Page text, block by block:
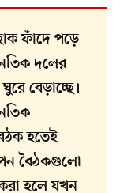
ফাঁদে পড়ে
দলের
বেড়াচ্ছে।
হতেই
বৈঠকগুলো
হলে যখন